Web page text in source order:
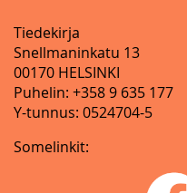
Tiedekirja
Snellmaninkatu 13
00170 HELSINKI
Puhelin: +358 9 635 177
Y-tunnus: 0524704-5
Somelinkit: